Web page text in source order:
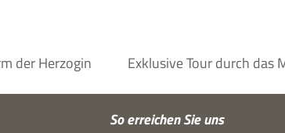
der Herzogin
Exklusive Tour durch
So errei­chen Sie uns